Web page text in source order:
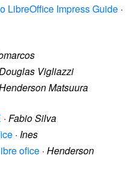
LibreOffice Impress Guide ·
Vigliazzi
Matsuura
· Fabio Silva
· Ines
ofice · Henderson